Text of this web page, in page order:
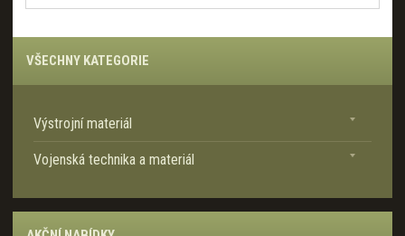
VŠECHNY KATEGORIE
Výstrojní materiál
Vojenská technika a materiál